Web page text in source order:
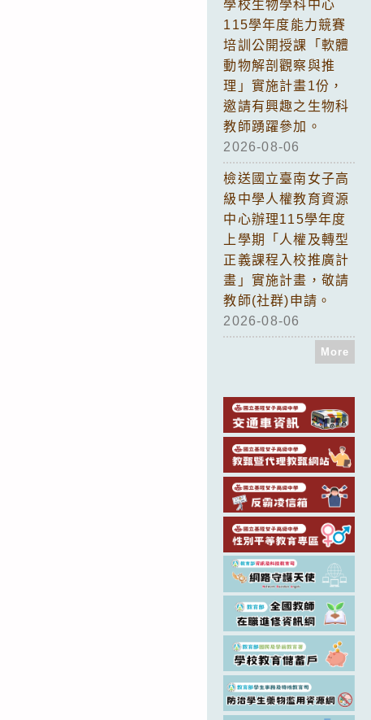
學校生物學科中心
115學年度能力競賽
培訓公開授課「軟體
動物解剖觀察與推
理」實施計畫1份，
邀請有興趣之生物科
教師踴躍參加。
2026-08-06
檢送國立臺南女子高
級中學人權教育資源
中心辦理115學年度
上學期「人權及轉型
正義課程入校推廣計
畫」實施計畫，敬請
教師(社群)申請。
2026-08-06
More